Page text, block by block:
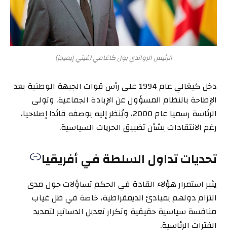
الرئيس الرواندي بول كاغامي (غيتي إيميجز)
دخل كيغالي عام 1994 على رأس قوات الجبهة الوطنية بعد
الإطاحة بالنظام المسؤول عن الإبادة الجماعية. وتولى
الرئاسة رسميا عام 2000، ويُنظر إليه بوصفه قائدا إصلاحيا،
رغم الانتقادات بشأن تضييق الحريات السياسية.
تحديات تداول السلطة في أفريقيا
يثير استمرار هؤلاء القادة في الحكم تساؤلات حول مدى
التزام دولهم بمبادئ الديمقراطية، خاصة في ظل غياب
منافسة سياسية حقيقية وتكرار تعديل الدساتير لتمديد
الفترات الرئاسية.